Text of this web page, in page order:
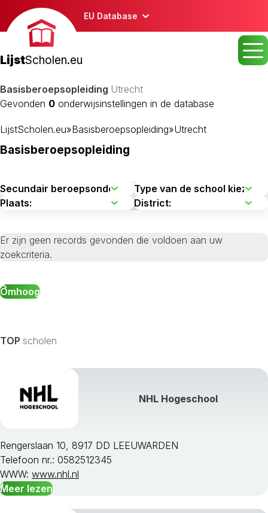
EU Database
LijstScholen.eu
Basisberoepsopleiding Utrecht
Gevonden 0 onderwijsinstellingen in de database
LijstScholen.eu»Basisberoepsopleiding»Utrecht
Basisberoepsopleiding
Er zijn geen records gevonden die voldoen aan uw
zoekcriteria.
Omhoog
TOP scholen
NHL Hogeschool
Rengerslaan 10, 8917 DD LEEUWARDEN
Telefoon nr.: 0582512345
WWW: www.nhl.nl
Meer lezen